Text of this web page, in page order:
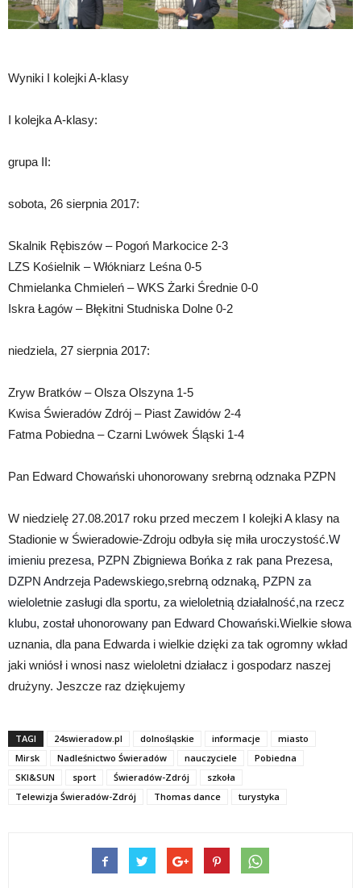
Wyniki I kolejki A-klasy
I kolejka A-klasy:
grupa II:
sobota, 26 sierpnia 2017:
Skalnik Rębiszów – Pogoń Markocice 2-3
LZS Kośielnik – Włókniarz Leśna 0-5
Chmielanka Chmieleń – WKS Żarki Średnie 0-0
Iskra Łagów – Błękitni Studniska Dolne 0-2
niedziela, 27 sierpnia 2017:
Zryw Bratków – Olsza Olszyna 1-5
Kwisa Świeradów Zdrój – Piast Zawidów 2-4
Fatma Pobiedna – Czarni Lwówek Śląski 1-4
Pan Edward Chowański uhonorowany srebrną odznaka PZPN
W niedzielę 27.08.2017 roku przed meczem I kolejki A klasy na
Stadionie w Świeradowie-Zdroju odbyła się miła uroczystość.W
imieniu prezesa, PZPN Zbigniewa Bońka z rak pana Prezesa,
DZPN Andrzeja Padewskiego,srebrną odznaką, PZPN za
wieloletnie zasługi dla sportu, za wieloletnią działalność,na rzecz
klubu, został uhonorowany pan Edward Chowański.Wielkie słowa
uznania, dla pana Edwarda i wielkie dzięki za tak ogromny wkład
jaki wniósł i wnosi nasz wieloletni działacz i gospodarz naszej
drużyny. Jeszcze raz dziękujemy
TAGI 24swieradow.pl dolnośląskie informacje
miasto
Mirsk
Nadleśnictwo Świeradów nauczyciele
Pobiedna
SKI&SUN
sport Świeradów-Zdrój
szkoła
Telewizja Świeradów-Zdrój
Thomas dance turystyka